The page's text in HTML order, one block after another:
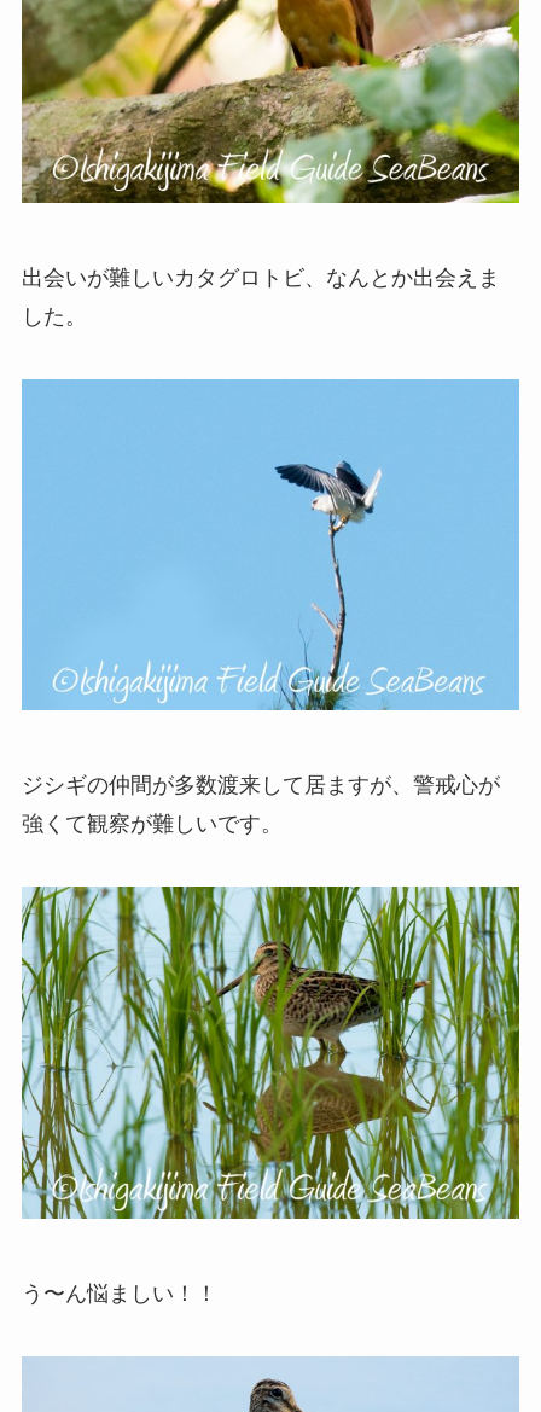
出会いが難しいカタグロトビ、なんとか出会えま
した。
ジシギの仲間が多数渡来して居ますが、警戒心が
強くて観察が難しいです。
う〜ん悩ましい！！